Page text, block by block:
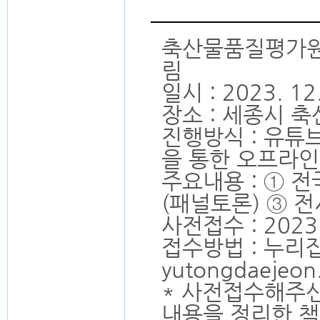
축산물품질평가
림
일시 : 2023.
장소 : 세종시 축
진행방식 : 유튜
을 통한 오프라
주요내용 : ① 전
(패널토론) ③ 전
사전접수 :
접수방법 : 누리
* 사전접수해주
내용을 정리한